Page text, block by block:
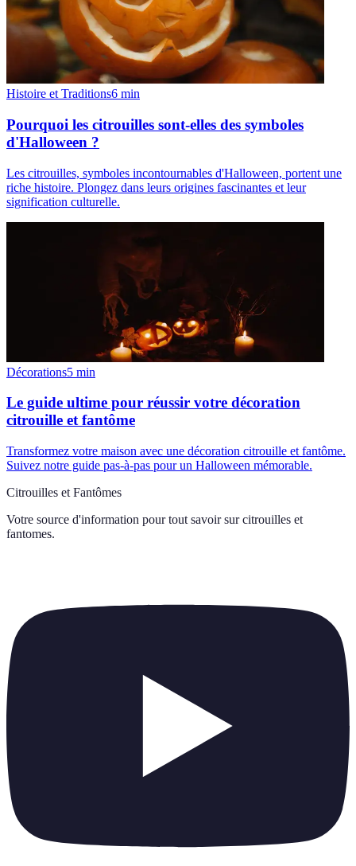
Histoire et Traditions6 min
Pourquoi les citrouilles sont-elles des symboles
d'Halloween ?
Les citrouilles, symboles incontournables d'Halloween, portent une
riche histoire. Plongez dans leurs origines fascinantes et leur
signification culturelle.
Décorations5 min
Le guide ultime pour réussir votre décoration
citrouille et fantôme
Transformez votre maison avec une décoration citrouille et fantôme.
Suivez notre guide pas-à-pas pour un Halloween mémorable.
Citrouilles et Fantômes
Votre source d'information pour tout savoir sur citrouilles et
fantomes.